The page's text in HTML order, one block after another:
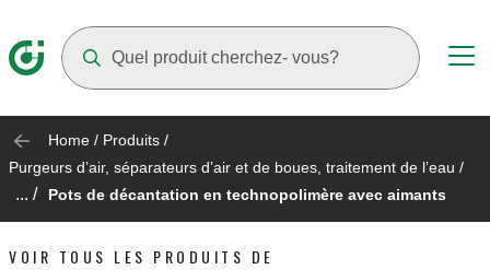
Home / Produits /
Purgeurs d’air, séparateurs d’air et de boues, traitement de l’eau /
... / Pots de décantation en technopolimère avec aimants
VOIR TOUS LES PRODUITS DE